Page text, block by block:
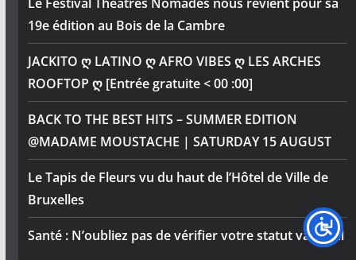
19e édition au Bois de la Cambre
JACKITO ღ LATINO ღ AFRO VIBES ღ LES ARCHES
ROOFTOP ღ [Entrée gratuite < 00 :00]
BACK TO THE BEST HITS – SUMMER EDITION
@MADAME MOUSTACHE | SATURDAY 15 AUGUST
Le Tapis de Fleurs vu du haut de l’Hôtel de Ville de
Bruxelles
Santé : N’oubliez pas de vérifier votre statut vaccinal